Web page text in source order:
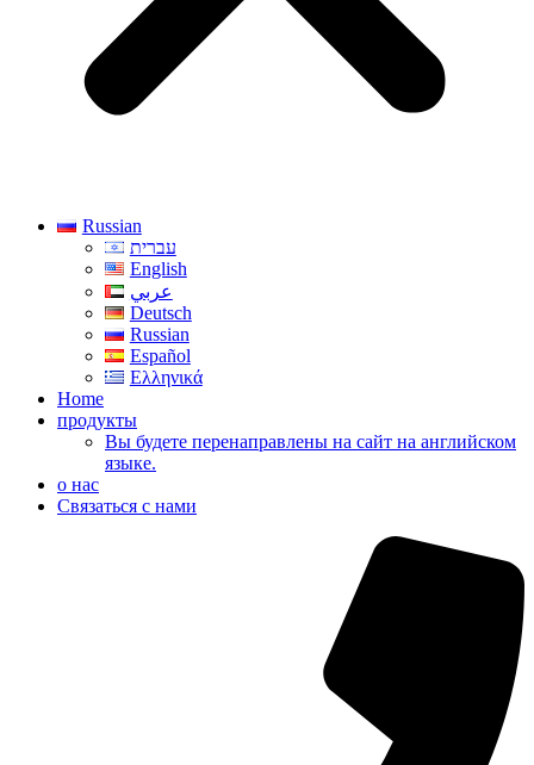
Russian
עברית
English
عربي
Deutsch
Russian
Español
Ελληνικά
Home
продукты
Вы будете перенаправлены на сайт на английском
языке.
о нас
Связаться с нами